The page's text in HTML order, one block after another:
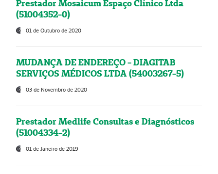
Prestador Mosaicum Espaço Clínico Ltda
(51004352-0)
01 de Outubro de 2020
MUDANÇA DE ENDEREÇO - DIAGITAB
SERVIÇOS MÉDICOS LTDA (54003267-5)
03 de Novembro de 2020
Prestador Medlife Consultas e Diagnósticos
(51004334-2)
01 de Janeiro de 2019